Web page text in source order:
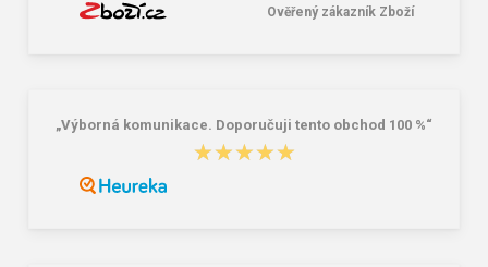
Ověřený zákazník Zboží
„Výborná komunikace. Doporučuji tento obchod 100 %“
★★★★★
★★★★★